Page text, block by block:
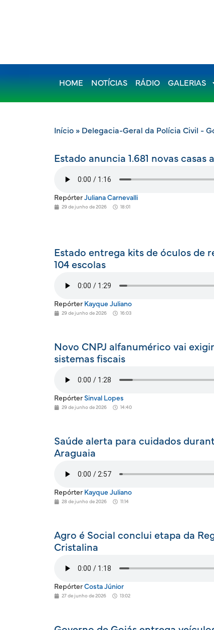
HOME NOTÍCIAS RÁDIO GALERIAS
Início » Delegacia-Geral da Polícia Civil -
Estado anuncia 1.681 novas casas
Repórter Juliana Carnevalli
29 de junho de 2026 18:01
Estado entrega kits de óculos de
104 escolas
Repórter Kayque Juliano
29 de junho de 2026 16:03
Novo CNPJ alfanumérico vai
sistemas fiscais
Repórter Sinval Lopes
29 de junho de 2026 14:40
Saúde alerta para cuidados
Araguaia
Repórter Kayque Juliano
28 de junho de 2026 11:14
Agro é Social conclui etapa da
Cristalina
Repórter Costa Júnior
27 de junho de 2026 13:02